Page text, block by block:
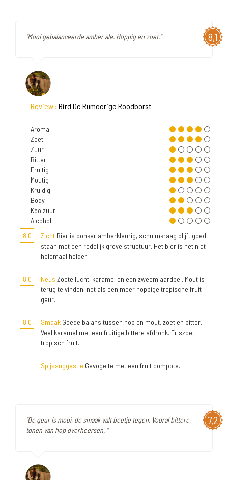
8,1
"Mooi gebalanceerde amber ale. Hoppig en zoet."
Review : Bird De Rumoerige Roodborst
Aroma
Zoet
Zuur
Bitter
Fruitig
Moutig
Kruidig
Body
Koolzuur
Alcohol
8,0
Zicht Bier is donker amberkleurig, schuimkraag blijft goed
staan met een redelijk grove structuur. Het bier is net niet
helemaal helder.
8,0 Neus Zoete lucht, karamel en een zweem aardbei. Mout is
terug te vinden, net als een meer hoppige tropische fruit
geur.
8,0 Smaak Goede balans tussen hop en mout, zoet en bitter.
Veel karamel met een fruitige bittere afdronk. Friszoet
tropisch fruit.
Spijssuggestie Gevogelte met een fruit compote.
7,2
"De geur is mooi, de smaak valt beetje tegen. Vooral bittere
tonen van hop overheersen. "